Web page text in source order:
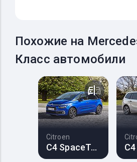
Похожие на
Класс автомобили
Citroen
C4 SpaceTourer